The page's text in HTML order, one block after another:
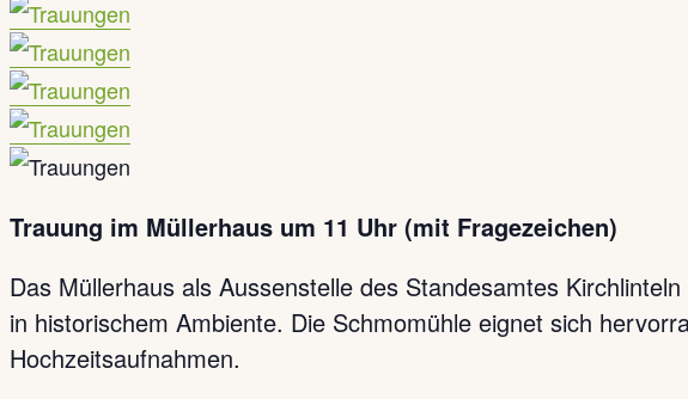
Trauung im Müllerhaus um 11 Uhr (mit Fragezeichen)
Das Müllerhaus als Aussenstelle des Standesamtes
in historischem Ambiente. Die Schmomühle eignet sich
Hochzeitsaufnahmen.